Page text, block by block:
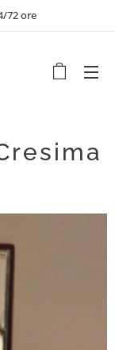
72 ore